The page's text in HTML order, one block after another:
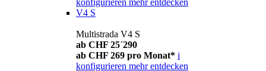
konfigurieren mehr entdecken
V4 S
Multistrada V4 S
ab CHF 25´290
ab CHF 269 pro Monat* i
konfigurieren mehr entdecken